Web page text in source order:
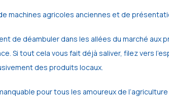
agricoles anciennes et de
de déambuler dans les allées du marché aux
Si tout cela vous fait déjà saliver, filez vers
des produits locaux.
pour tous les amoureux de